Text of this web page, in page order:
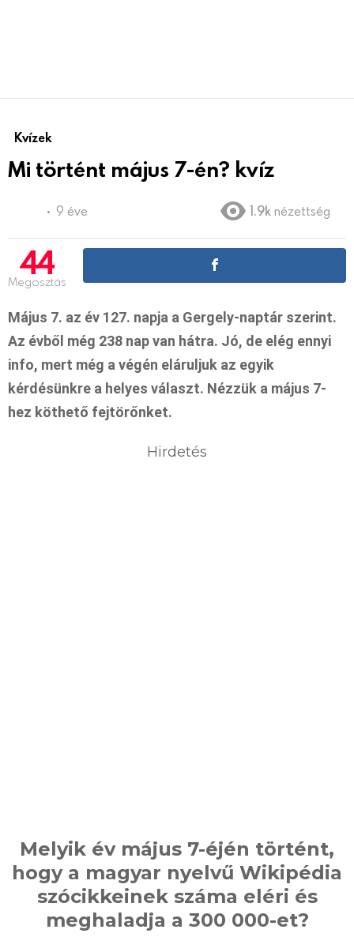
Kvízek
Mi történt május 7-én? kvíz
9 éve 1.9k nézettség
44
Megosztás
Május 7. az év 127. napja a Gergely-naptár szerint.
Az évből még 238 nap van hátra. Jó, de elég ennyi
info, mert még a végén eláruljuk az egyik
kérdésünkre a helyes választ. Nézzük a május 7-
hez köthető fejtörőnket.
Hirdetés
Melyik év május 7-éjén történt,
hogy a magyar nyelvű Wikipédia
szócikkeinek száma eléri és
meghaladja a 300 000-et?